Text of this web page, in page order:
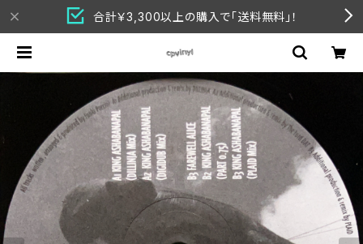
合計￥3,300以上の購入で「送料無料」！